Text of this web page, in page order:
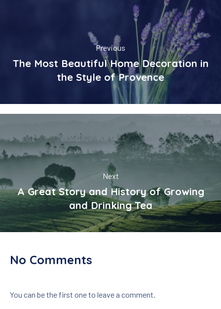
Previous
The Most Beautiful Home Decoration in
the Style of Provence
Next
A Great Story and History of Growing
and Drinking Tea
No Comments
You can be the first one to leave a comment.